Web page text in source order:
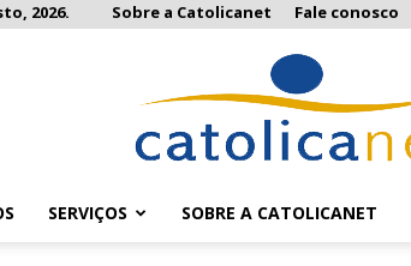
2026. Sobre a Catolicanet Fale conosco
SERVIÇOS SOBRE A CATOLICANET